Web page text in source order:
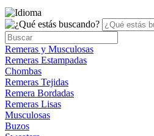
Remeras y Musculosas
Remeras Estampadas
Chombas
Remeras Tejidas
Remera Bordadas
Remeras Lisas
Musculosas
Buzos